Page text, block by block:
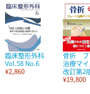
臨床整形外科
Vol.58 No.6
¥2,860
骨折 プ
治療マ
改訂第2
¥19,800